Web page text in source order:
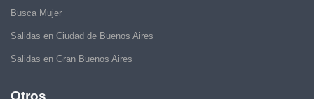
Busca Mujer
Salidas en Ciudad de Buenos Aires
Salidas en Gran Buenos Aires
Otros